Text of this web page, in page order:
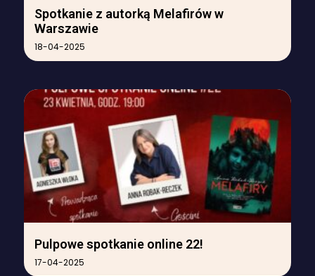
Spotkanie z autorką Melafirów w
Warszawie
18-04-2025
Pulpowe spotkanie online 22!
17-04-2025